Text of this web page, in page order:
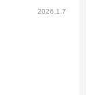
2026.1.7